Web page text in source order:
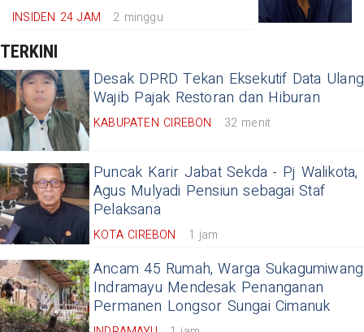
INSIDEN 24 JAM 2 minggu
TERKINI
Desak DPRD Tekan Eksekutif Data Ulang
Wajib Pajak Restoran dan Hiburan
KABUPATEN CIREBON 32 menit
Puncak Karir Jabat Sekda - Pj Walikota,
Agus Mulyadi Pensiun sebagai Staf
Pelaksana
KOTA CIREBON 1 jam
Ancam 45 Rumah, Warga Sukagumiwang
Indramayu Mendesak Penanganan
Permanen Longsor Sungai Cimanuk